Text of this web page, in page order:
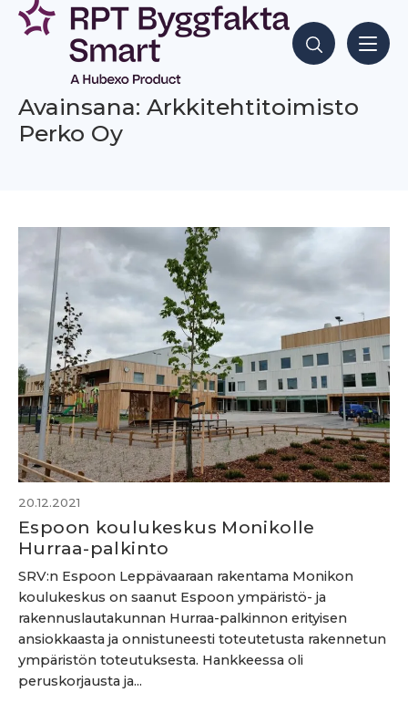
Siirry
sisältöön
Hae sisältöjä
Avainsana: Arkkitehtitoimisto
Perko Oy
20.12.2021
Espoon koulukeskus Monikolle
Hurraa-palkinto
SRV:n Espoon Leppävaaraan rakentama Monikon
koulukeskus on saanut Espoon ympäristö- ja
rakennuslautakunnan Hurraa-palkinnon erityisen
ansiokkaasta ja onnistuneesti toteutetusta rakennetun
ympäristön toteutuksesta. Hankkeessa oli
peruskorjausta ja...